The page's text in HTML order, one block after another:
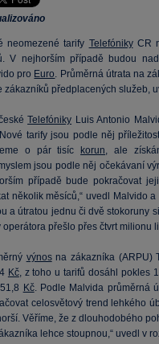
neomezené tarify TelefónikyCR
V nejhorším případě budou
pro Euro. Průměrná útrata na
zákazníků předplacených služeb,
Telefóniky Luis Antonio
tarify jsou podle něj
o pár tisíc
korun, ale
jsou podle něj očekávaní
případě bude pokračovat
několik měsíců,“ uvedl Malvido
a útratou jednu či dvě stokoruny
operátora přešlo přes čtvrt milionu
výnosna zákazníka (ARPU)
Kč, z toho u tarifů dosáhl pokles
Kč. Podle Malvida průměrná
celosvětový trend lehkého
Věříme, že z dlouhodobého
lehce stoupnou,“ uvedl v